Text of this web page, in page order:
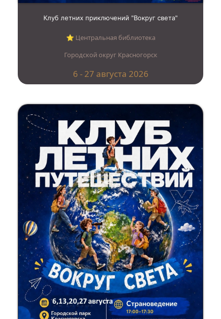
Клуб летних приключений "Вокруг света"
⭐︎ Центральная библиотека
Городской округ Красногорск
6 - 27 августа 2026